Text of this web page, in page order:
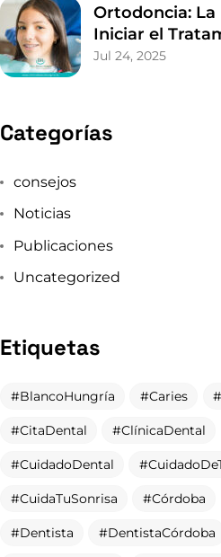
Ortodoncia: La
Iniciar el
Jul 24, 2025
Categorías
consejos
Noticias
Publicaciones
Uncategorized
Etiquetas
BlancoHungría Caries
CitaDental ClínicaDental
CuidadoDental
CuidaTuSonrisa Córdoba
Dentista DentistaCórdoba